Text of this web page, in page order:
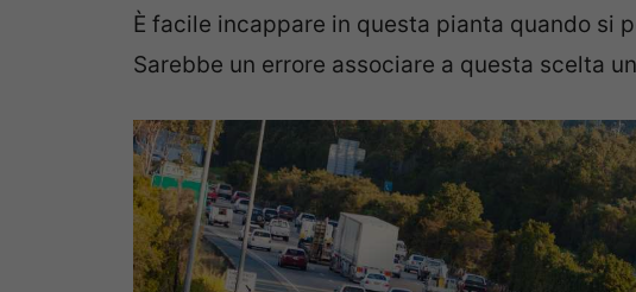
È facile incappare in questa pianta quando si
Sarebbe un errore associare a questa scelta